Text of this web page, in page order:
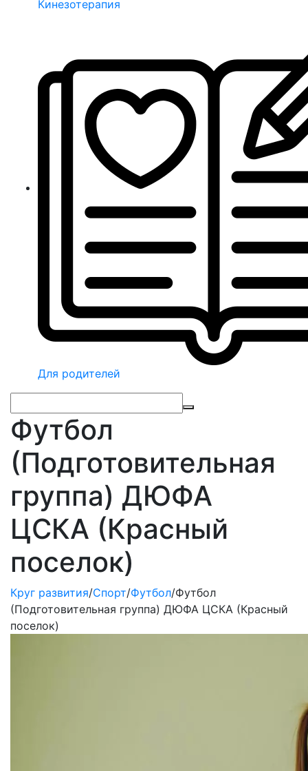
Кинезотерапия
Для родителей
Футбол
(Подготовительная
группа) ДЮФА
ЦСКА (Красный
поселок)
Круг развития/Спорт/Футбол/Футбол
(Подготовительная группа) ДЮФА ЦСКА (Красный
поселок)